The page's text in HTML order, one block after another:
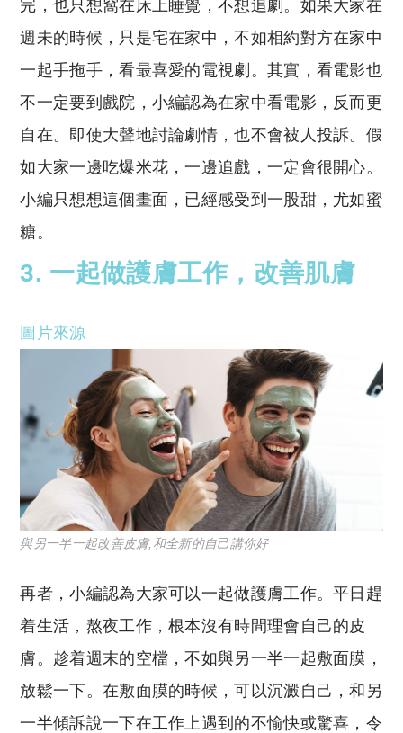
完，也只想窩在床上睡覺，不想追劇。如果大家在
週未的時候，只是宅在家中，不如相約對方在家中
一起手拖手，看最喜愛的電視劇。其實，看電影也
不一定要到戲院，小編認為在家中看電影，反而更
自在。即使大聲地討論劇情，也不會被人投訴。假
如大家一邊吃爆米花，一邊追戲，一定會很開心。
小編只想想這個畫面，已經感受到一股甜，尤如蜜
糖。
3. 一起做護膚工作，改善肌膚
圖片來源
與另一半一起改善皮膚,和全新的自己講你好
再者，小編認為大家可以一起做護膚工作。平日趕
着生活，熬夜工作，根本沒有時間理會自己的皮
膚。趁着週末的空檔，不如與另一半一起敷面膜，
放鬆一下。在敷面膜的時候，可以沉澱自己，和另
一半傾訴說一下在工作上遇到的不愉快或驚喜，令